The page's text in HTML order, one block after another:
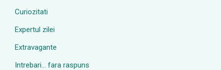
Curiozitati
Expertul zilei
Extravagante
Intrebari… fara raspuns